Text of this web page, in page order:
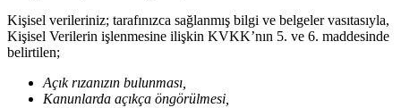
Kişisel verileriniz; tarafınızca sağlanmış bilgi ve belgeler vasıtasıyla,
Kişisel Verilerin işlenmesine ilişkin KVKK’nın 5. ve 6. maddesinde
belirtilen;
Açık rızanızın bulunması,
Kanunlarda açıkça öngörülmesi,